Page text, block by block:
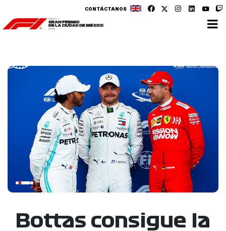
CONTÁCTANOS
Bottas consigue la